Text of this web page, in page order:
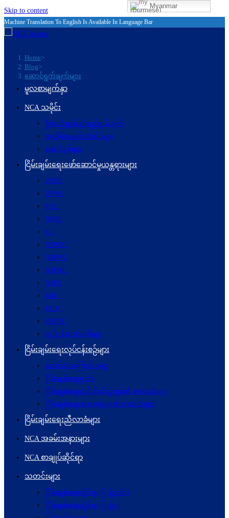
Skip to content
Machine Translation To English Is Available In Language Bar
Home>
Blog>
ဆောင်ရွက်ချက်များ
မူလစာမျက်နှာ
NCA သမိုင်း
ဦးတည်ချက်နှင့်ရည်ရွယ်ချက်
အထိမ်းအမှတ်တံဆိပ်များ
ဆောင်ပုဒ်များ
ငြိမ်းချမ်းရေးဖော်‌ဆောင်မှုယန္တရားများ
UPCC
UPWC
MPC
NRPC
PC
NSPCC
NSPWC
NSPNC
NSPC
JMC
JICM
UPDJC
လုပ်ငန်းကော်မတီများ
ငြိမ်းချမ်းရေးလုပ်ငန်းစဉ်များ
နောက်ခံအကြောင်းအရာ
ငြိမ်းချမ်းရေးမူဝါဒ
ငြိမ်းချမ်းရေးတွင်ပါဝင်သူများ၏ စကားသံများ
ငြိမ်းချမ်းရေးအစုအဖွဲ့များ၏စကားသံများ
ငြိမ်းချမ်းရေးညီလာခံများ
NCA အခမ်းအနားများ
NCA စာချုပ်ဆိုင်ရာ
သတင်းများ
ငြိမ်းချမ်းရေးဆိုင်ရာ(ပြည်တွင်း)
ငြိမ်းချမ်းရေးဆိုင်ရာ(ပြည်ပ)
Myanmar
(Burmese)